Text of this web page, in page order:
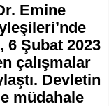
Emine
6 Şubat 2023
çalışmalar
Devletin
müdahale